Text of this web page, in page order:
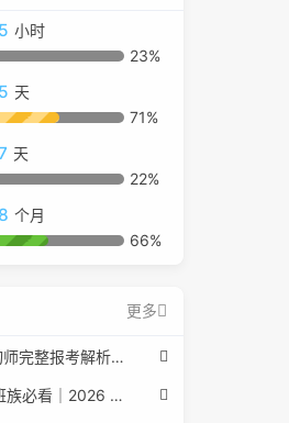
5 小时
23%
5 天
71%
天
22%
8 个月
66%
更多
2026 心理咨询师完整报考解析（2017 国考取消后现行权威体系 + 避坑全指南）
广州 / 深圳上班族必看｜2026 心理咨询师考证指南，转行副业、情绪疏导双收益